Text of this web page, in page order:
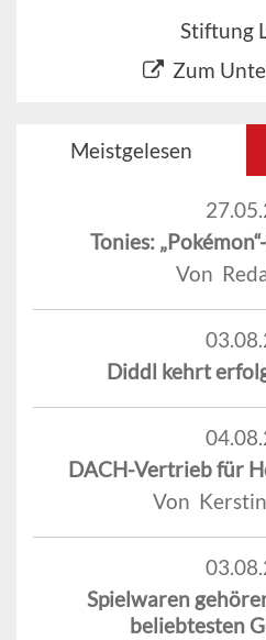
Stiftung
Zum
Meistgelesen
Tonies:
Von
Diddl kehrt
DACH-Vertrieb für
Von
Spielwaren
beliebtesten